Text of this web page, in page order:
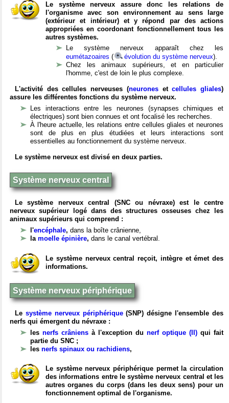
Le système nerveux assure donc les relations de
l'organisme avec son environnement au sens large
(extérieur et intérieur) et y répond par des actions
appropriées en coordonant fonctionnellement tous les
autres systèmes.
Le système nerveux apparaît chez les
eumétazoaires ( évolution du système nerveux).
Chez les animaux supérieurs, et en particulier
l'homme, c'est de loin le plus complexe.
L'activité des cellules nerveuses (neuronesetcellules gliales)
assure les différentes fonctions du système nerveux.
Les interactions entre les neurones (synapses chimiques et
électriques) sont bien connues et ont focalisé les recherches.
À l'heure actuelle, les relations entre cellules gliales et neurones
sont de plus en plus étudiées et leurs interactions sont
essentielles au fonctionnement du système nerveux.
Le système nerveux est divisé en deux parties.
Système nerveux central
Le système nerveux central (SNC ou névraxe) est le centre
nerveux supérieur logé dans des structures osseuses chez les
animaux supérieurs qui comprend :
l'encéphale, dans la boîte crânienne,
la moelle épinière, dans le canal vertébral.
Le système nerveux central reçoit, intègre et émet des
informations.
Système nerveux périphérique
Le système nerveux périphérique(SNP) désigne l'ensemble des
nerfs qui émergent du névraxe :
les nerfs crâniens à l'exception du nerf optique (II) qui fait
partie du SNC ;
les nerfs spinaux ou rachidiens,
Le système nerveux périphérique permet la circulation
des informations entre le système nerveux central et les
autres organes du corps (dans les deux sens) pour un
fonctionnement optimal de l'organisme.